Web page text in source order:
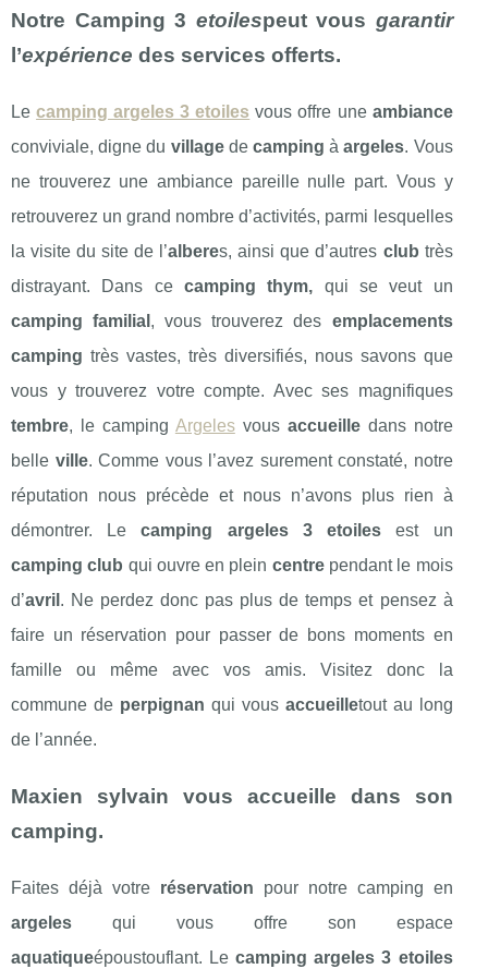
Notre Camping 3 etoilespeut vous garantir
l’expérience des services offerts.
Lecamping argeles 3 etoiles vous offre une ambiance
conviviale, digne du villagedecamping àargeles. Vous
ne trouverez une ambiance pareille nulle part. Vous y
retrouverez un grand nombre d’activités, parmi lesquelles
la visite du site de l’alberes, ainsi que d’autres club très
distrayant. Dans cecamping thym, qui se veut un
camping familial , vous trouverez des emplacements
camping très vastes, très diversifiés, nous savons que
vous y trouverez votre compte. Avec ses magnifiques
tembre, le camping Argelesvous accueilledans notre
belle ville. Comme vous l’avez surement constaté, notre
réputation nous précède et nous n’avons plus rien à
démontrer. Lecamping argeles 3 etoiles est un
camping club qui ouvre en plein centrependant le mois
d’avril . Ne perdez donc pas plus de temps et pensez à
faire un réservation pour passer de bons moments en
famille ou même avec vos amis. Visitez donc la
commune de perpignan qui vous accueilletout au long
de l’année.
Maxien sylvain vous accueille dans son
camping.
Faites déjà votre réservation pour notre camping en
argeles qui vous offre son espace
aquatiqueépoustouflant. Lecamping argeles 3 etoiles